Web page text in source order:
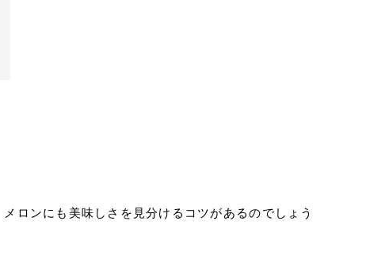
ロンにも美味しさを見分けるコツがあるのでしょう